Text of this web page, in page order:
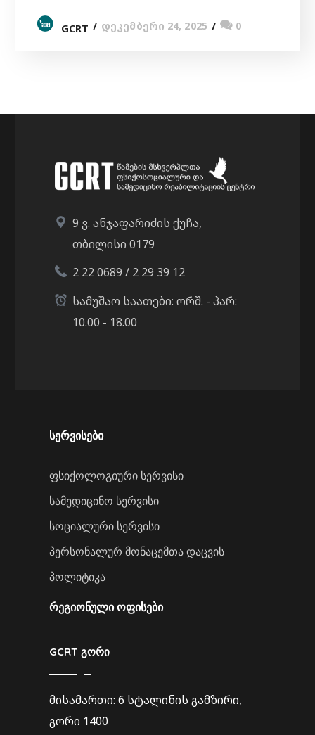
GCRT დეკემბერი 24, 2025 0
9 ვ. ანჯაფარიძის ქუჩა,
თბილისი 0179
2 22 0689 / 2 29 39 12
სამუშაო საათები: ორშ. - პარ:
10.00 - 18.00
სერვისები
ფსიქოლოგიური სერვისი
სამედიცინო სერვისი
სოციალური სერვისი
პერსონალურ მონაცემთა დაცვის
პოლიტიკა
ᲠᲔᲒᲘᲝᲜᲣᲚᲘ ᲝᲤᲘᲡᲔᲑᲘ
GCRT გორი
მისამართი: 6 სტალინის გამზირი,
გორი 1400